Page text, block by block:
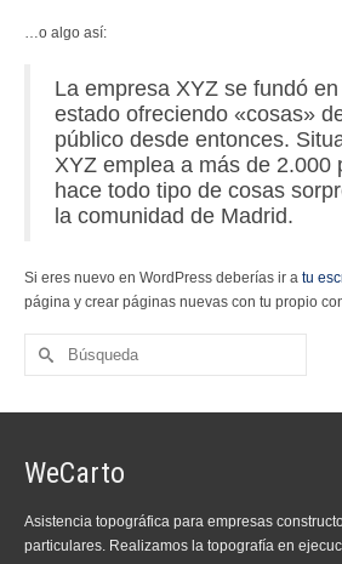
…o algo así:
La empresa XYZ se fundó
estado ofreciendo «cosas»
público desde entonces.
XYZ emplea a más de 2.000
hace todo tipo de cosas
la comunidad de Madrid.
Si eres nuevo en WordPress deberías ir a tu
página y crear páginas nuevas con tu propio
Buscar
WeCarto
Asistencia topográfica para empresas
particulares. Realizamos la topografía en